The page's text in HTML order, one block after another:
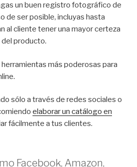
un buen registro fotográfico de
de ser posible, incluyas hasta
al cliente tener una mayor certeza
producto.
herramientas más poderosas para
sólo a través de redes sociales o
elaborar un catálogo en
fácilmente a tus clientes.
Facebook, Amazon,